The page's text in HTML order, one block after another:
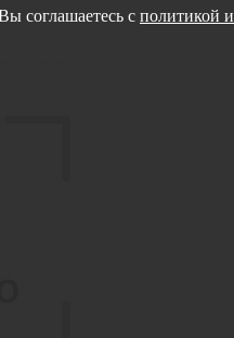
соглашаетесь с политикой